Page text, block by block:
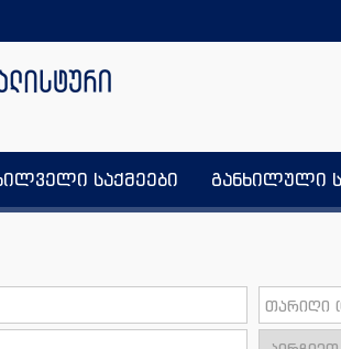
საქმეები განხილული